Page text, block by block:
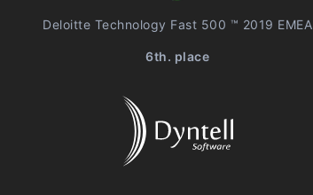
Deloitte Technology Fast 500 ™ 2019 EMEA
6th. place